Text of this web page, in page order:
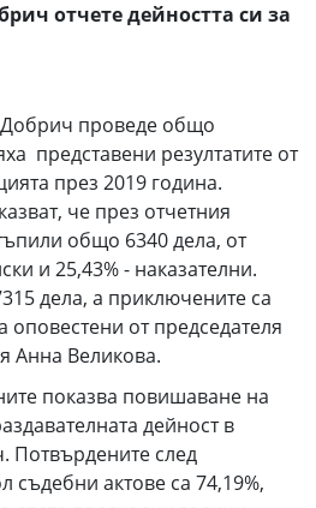
отчете дейността си за
проведе общо
представени резултатите от
през 2019 година.
че през отчетния
общо 6340 дела, от
и 25,43% - наказателни.
дела, а приключените са
оповестени от председателя
Анна Великова.
показва повишаване на
дейност в
Потвърдените след
съдебни актове са 74,19%,